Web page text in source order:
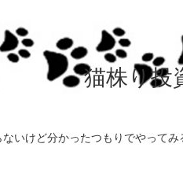
猫株り投
ないけど分かったつもりでやって